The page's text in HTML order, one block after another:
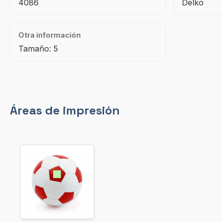
4086 Delko
Otra información
Tamaño: 5
Áreas de impresión